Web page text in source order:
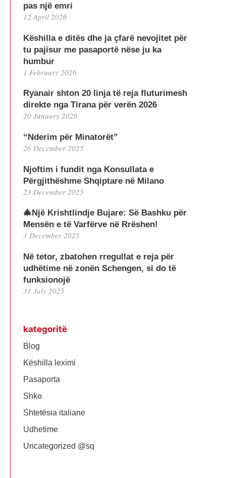
pas një emri
12 April 2026
Këshilla e ditës dhe ja çfarë nevojitet për
tu pajisur me pasaportë nëse ju ka
humbur
1 February 2026
Ryanair shton 20 linja të reja fluturimesh
direkte nga Tirana për verën 2026
20 January 2026
“Nderim për Minatorët”
26 December 2025
Njoftim i fundit nga Konsullata e
Përgjithëshme Shqiptare në Milano
23 December 2025
🎄Një Krishtlindje Bujare: Së Bashku për
Mensën e të Varfërve në Rrëshen!
3 December 2025
Në tetor, zbatohen rregullat e reja për
udhëtime në zonën Schengen, si do të
funksionojë
31 July 2025
kategoritë
Blog
Këshilla leximi
Pasaporta
Shko
Shtetësia italiane
Udhetime
Uncategorized @sq